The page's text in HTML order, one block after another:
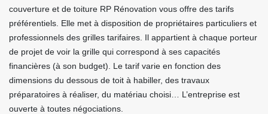
couverture et de toiture RP Rénovation vous offre des tarifs
préférentiels. Elle met à disposition de propriétaires particuliers et
professionnels des grilles tarifaires. Il appartient à chaque porteur
de projet de voir la grille qui correspond à ses capacités
financières (à son budget). Le tarif varie en fonction des
dimensions du dessous de toit à habiller, des travaux
préparatoires à réaliser, du matériau choisi… L’entreprise est
ouverte à toutes négociations.